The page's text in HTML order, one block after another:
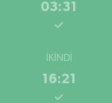
03:31
İKINDI
16:21